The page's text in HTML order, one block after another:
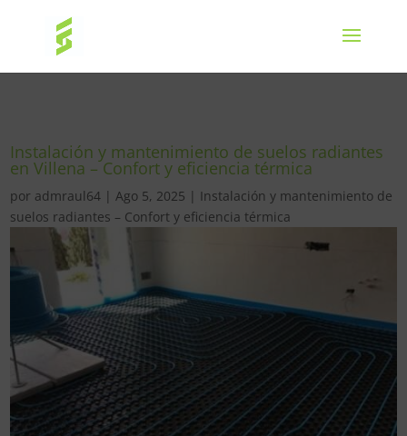
Instalación y mantenimiento de suelos radiantes
en Villena – Confort y eficiencia térmica
por admraul64 |Ago 5, 2025 | Instalación y mantenimiento de
suelos radiantes – Confort y eficiencia térmica